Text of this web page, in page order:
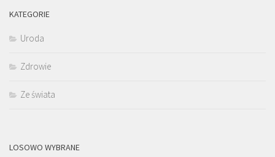
KATEGORIE
Uroda
Zdrowie
Ze świata
LOSOWO WYBRANE